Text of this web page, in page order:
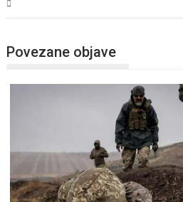
Povezane objave